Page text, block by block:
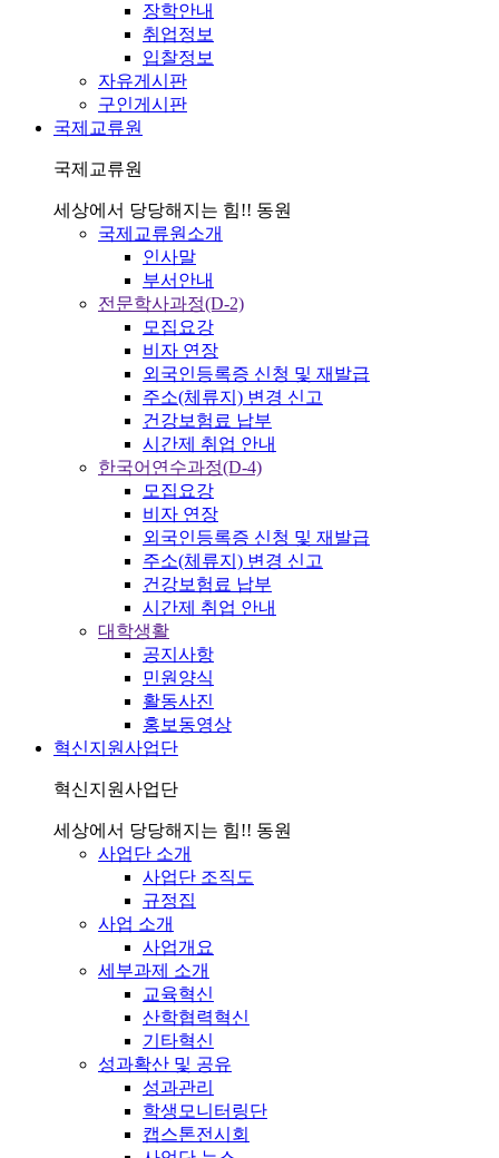
장학안내
취업정보
입찰정보
자유게시판
구인게시판
국제교류원
국제교류원
세상에서 당당해지는 힘!! 동원
국제교류원소개
인사말
부서안내
전문학사과정(D-2)
모집요강
비자 연장
외국인등록증 신청 및 재발급
주소(체류지) 변경 신고
건강보험료 납부
시간제 취업 안내
한국어연수과정(D-4)
모집요강
비자 연장
외국인등록증 신청 및 재발급
주소(체류지) 변경 신고
건강보험료 납부
시간제 취업 안내
대학생활
공지사항
민원양식
활동사진
홍보동영상
혁신지원사업단
혁신지원사업단
세상에서 당당해지는 힘!! 동원
사업단 소개
사업단 조직도
규정집
사업 소개
사업개요
세부과제 소개
교육혁신
산학협력혁신
기타혁신
성과확산 및 공유
성과관리
학생모니터링단
캡스톤전시회